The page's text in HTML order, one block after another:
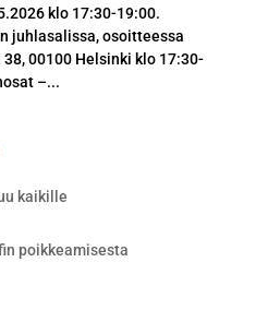
klo 17:30-19:00.
juhlasalissa, osoitteessa
00100 Helsinki klo 17:30-
–...
kaikille
poikkeamisesta